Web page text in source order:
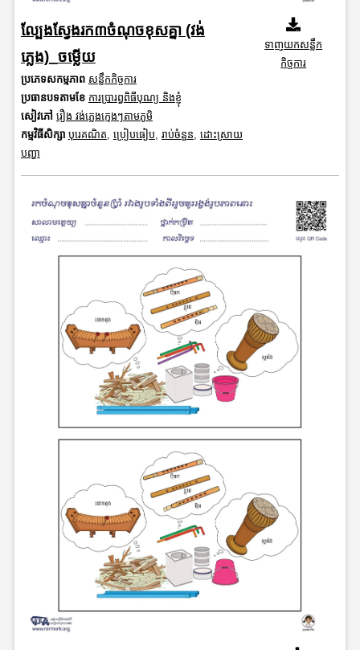
ល្បែងស្វែងរក៣ចំណុចខុសគ្នា (វង់
ភ្លេង)_ចម្លើយ
ប្រភេទសកម្មភាព សន្លឹកកិច្ចការ
ប្រធានបទតាមខែ ការប្រារព្ធពិធីបុណ្យ និងខ្ញុំ
សៀវភៅ រឿង វង់ភ្លេងក្មេងៗតាមភូមិ
កម្មវិធីសិក្សា បុរេគណិត, ប្រៀបធៀប, រាប់ចំនួន, ដោះស្រាយ
បញ្ហា
ទាញយកសន្លឹក
កិច្ចការ